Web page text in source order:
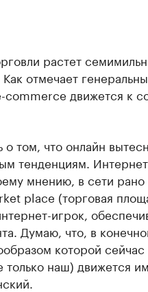
растет
отмечает
commerce движется к
о том, что онлайн
тенденциям.
мнению, в сети рано
place (торговая
игрок,
Думаю, что, в
которой сейчас
наш) движется